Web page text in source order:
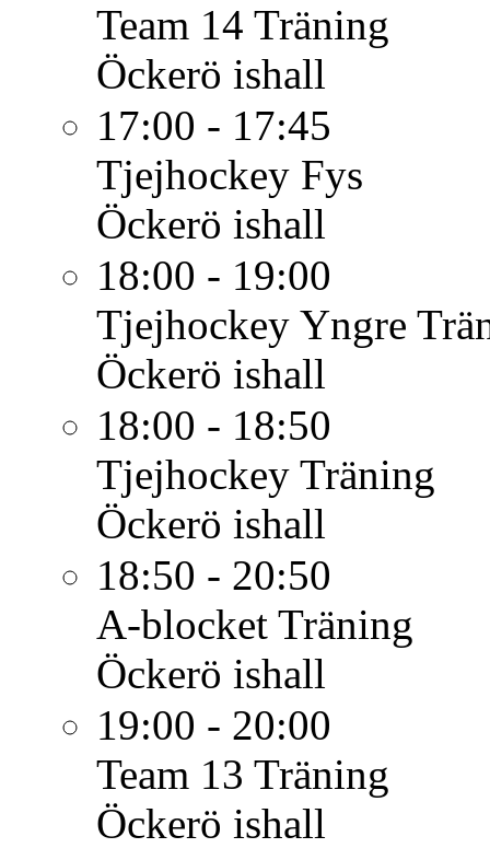
Team 14 Träning
Öckerö ishall
17:00 - 17:45
Tjejhockey Fys
Öckerö ishall
18:00 - 19:00
Tjejhockey Yngre
Öckerö ishall
18:00 - 18:50
Tjejhockey Träning
Öckerö ishall
18:50 - 20:50
A-blocket Träning
Öckerö ishall
19:00 - 20:00
Team 13 Träning
Öckerö ishall